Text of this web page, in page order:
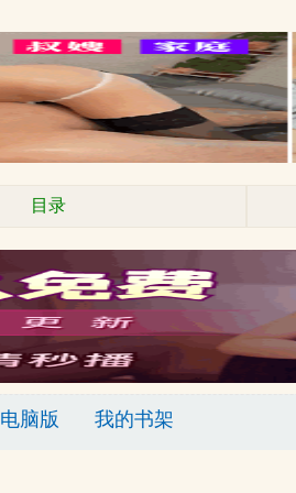
目录
电脑版 我的书架